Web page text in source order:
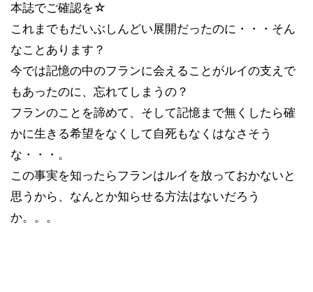
本誌でご確認を☆
これまでもだいぶしんどい展開だったのに・・・そん
なことあります？
今では記憶の中のフランに会えることがルイの支えで
もあったのに、忘れてしまうの？
フランのことを諦めて、そして記憶まで無くしたら確
かに生きる希望をなくして自死もなくはなさそう
な・・・。
この事実を知ったらフランはルイを放っておかないと
思うから、なんとか知らせる方法はないだろう
か。。。